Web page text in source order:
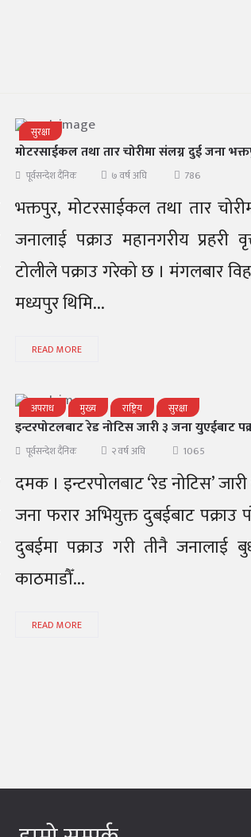
सुरक्षा
मोटरसाईकल तथा तार चोरीमा संलग्न दुई जना
पूर्वसन्देश दैनिक ७ वर्ष अघि 786
भक्तपुर, मोटरसाईकल तथा तार
जनालाई पक्राउ महानगरीय प्रहरी
टोलीले पक्राउ गरेको छ । मंगलबार
मध्यपुर थिमि...
READ MORE
अपराध मुख्य राष्ट्रिय सुरक्षा
इन्टरपोटलबाट रेड नोटिस जारी ३ जना युएईबाट
पूर्वसन्देश दैनिक २ वर्ष अघि 1065
दमक । इन्टरपोलबाट ‘रेड नोटिस’
जना फरार अभियुक्त दुबईबाट पक्राउ
दुबईमा पक्राउ गरी तीनै जनालाई
काठमाडौँ...
READ MORE